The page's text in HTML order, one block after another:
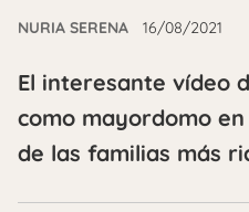
NURIA SERENA 16/08/2021
El interesante vídeo
como mayordomo
de las familias más